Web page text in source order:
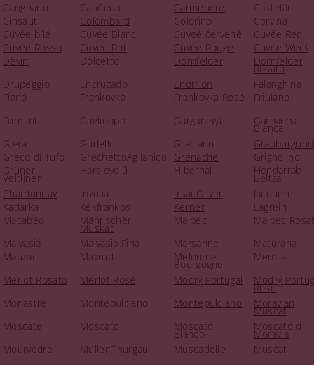
Carignano
Cariñena Carmenere
Castelão
Cinsaut
Colombard Colorino
Corvina
Cuvée bílé
Cuvée Blanc Cuveé červené
Cuvée Red
Cuvée Rosso
Cuvée Rot Cuvée Rouge
Cuvée Weiß
Děvín
Dolcetto Dornfelder Dornfelder
Rosato
Drupeggio
Encruzado Enotrion
Falanghina
Fiano
Frankovka Frankovka Rosé
Friulano
Furmint
Gaglioppo Garganega Garnacha
Blanca
Glera
Godello Graciano
Greco di Tufo
GrechettoAglianico Grenache
Grignolino
Grüner
Veltliner
Hárslevelű Hibernal Hondarrabi
Beltza
Chardonnay
Inzolia Irsai Oliver
Jacquère
Kadarka
Kékfrankos Kerner
Lagrein
Macabeo
Mährischer
Muskat
Malbec
Malbec
Malvasia
Malvasia Fina Marsanne
Maturana
Mauzac
Mavrud Melon de
Bourgogne
Mencia
Merlot Rosato
Merlot Rosé Modrý Portugal Modrý
Rosé
Monastrell
Montepulciano Montepulciano Moravian
Muscat
Moscatel
Moscato Moscato
Bianco
Moscato di
Moravia
Mourvèdre
Müller Thurgau Muscadelle
Muscat